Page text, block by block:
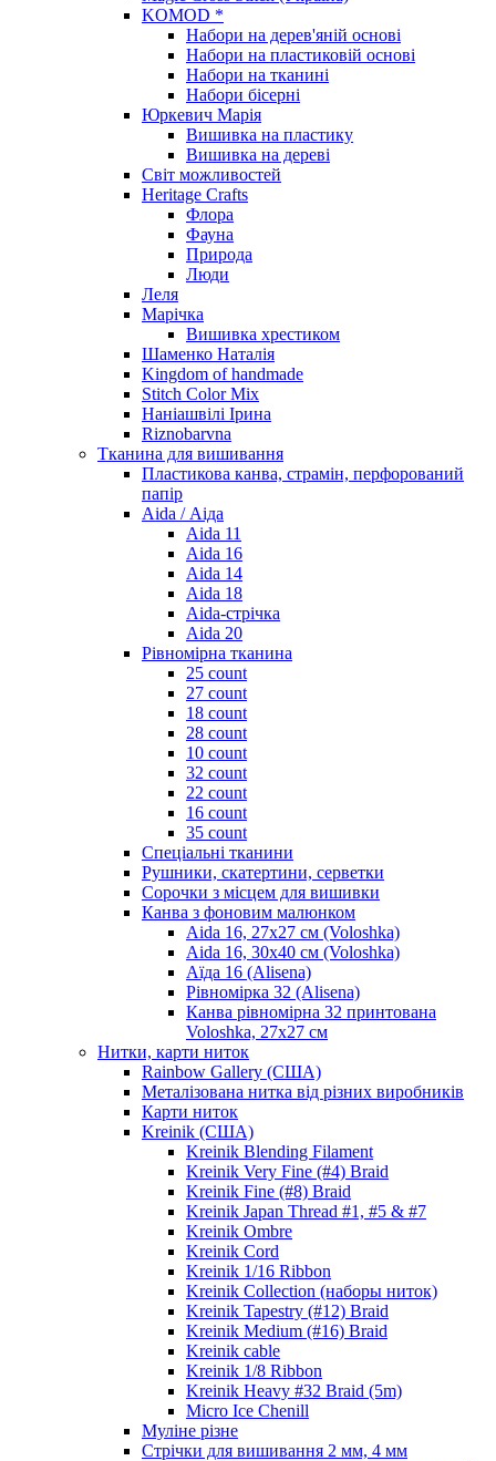
KOMOD *
Набори на дерев'яній основі
Набори на пластиковій основі
Набори на тканині
Набори бісерні
Юркевич Марія
Вишивка на пластику
Вишивка на дереві
Світ можливостей
Heritage Crafts
Флора
Фауна
Природа
Люди
Леля
Марічка
Вишивка хрестиком
Шаменко Наталія
Kingdom of handmade
Stitch Color Mix
Наніашвілі Ірина
Riznobarvna
Тканина для вишивання
Пластикова канва, страмін, перфорований
папір
Aida / Аіда
Aida 11
Aida 16
Aida 14
Aida 18
Aida-стрічка
Aida 20
Рівномірна тканина
25 count
27 count
18 count
28 count
10 count
32 count
22 count
16 count
35 count
Спеціальні тканини
Рушники, скатертини, серветки
Сорочки з місцем для вишивки
Канва з фоновим малюнком
Aida 16, 27х27 см (Voloshka)
Aida 16, 30х40 см (Voloshka)
Аїда 16 (Alisena)
Рівномірка 32 (Alisena)
Канва рівномірна 32 принтована
Voloshka, 27х27 см
Нитки, карти ниток
Rainbow Gallery (США)
Металізована нитка від різних виробників
Карти ниток
Kreinik (США)
Kreinik Blending Filament
Kreinik Very Fine (#4) Braid
Kreinik Fine (#8) Braid
Kreinik Japan Thread #1, #5 & #7
Kreinik Ombre
Kreinik Cord
Kreinik 1/16 Ribbon
Kreinik Collection (наборы ниток)
Kreinik Tapestry (#12) Braid
Kreinik Medium (#16) Braid
Kreinik cable
Kreinik 1/8 Ribbon
Kreinik Heavy #32 Braid (5m)
Micro Ice Chenill
Муліне різне
Стрічки для вишивання 2 мм, 4 мм